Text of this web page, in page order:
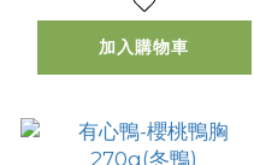
加入購物車